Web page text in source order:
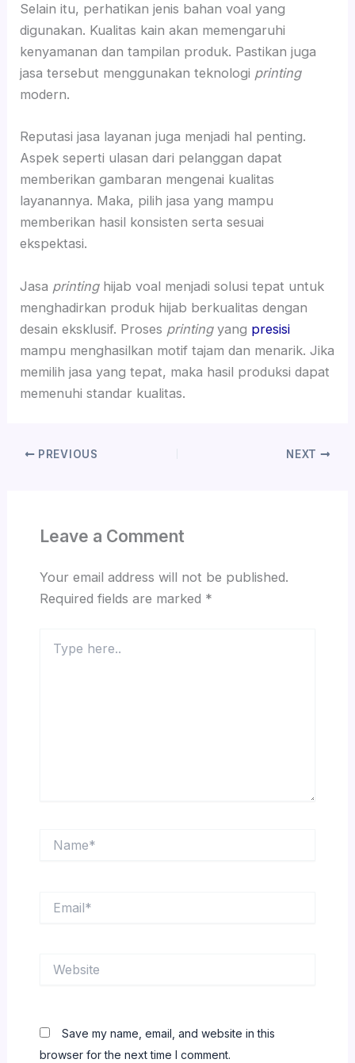
Selain itu, perhatikan jenis bahan voal yang
digunakan. Kualitas kain akan memengaruhi
kenyamanan dan tampilan produk. Pastikan juga
jasa tersebut menggunakan teknologi printing
modern.
Reputasi jasa layanan juga menjadi hal penting.
Aspek seperti ulasan dari pelanggan dapat
memberikan gambaran mengenai kualitas
layanannya. Maka, pilih jasa yang mampu
memberikan hasil konsisten serta sesuai
ekspektasi.
Jasa printing hijab voal menjadi solusi tepat untuk
menghadirkan produk hijab berkualitas dengan
desain eksklusif. Proses printingyang presisi
mampu menghasilkan motif tajam dan menarik. Jika
memilih jasa yang tepat, maka hasil produksi dapat
memenuhi standar kualitas.
PREVIOUS NEXT
Leave a Comment
Your email address will not be published.
Required fields are marked *
here..
Save my name, email, and website in this
browser for the next time I comment.